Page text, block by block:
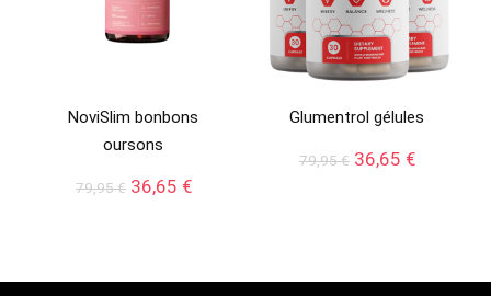
NoviSlim bonbons
oursons
79,95€ Le
36,65 €Le
Glumentrol gélules
79,95€ Le
36,65 €Le